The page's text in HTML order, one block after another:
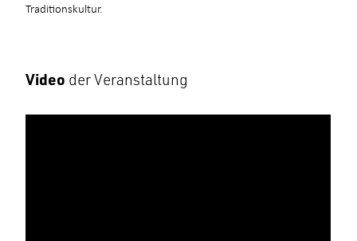
Traditionskultur.
Video der Veranstaltung